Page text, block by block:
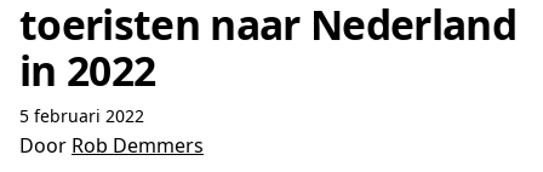
toeristen naar Nederland
in 2022
5 februari 2022
Door Rob Demmers